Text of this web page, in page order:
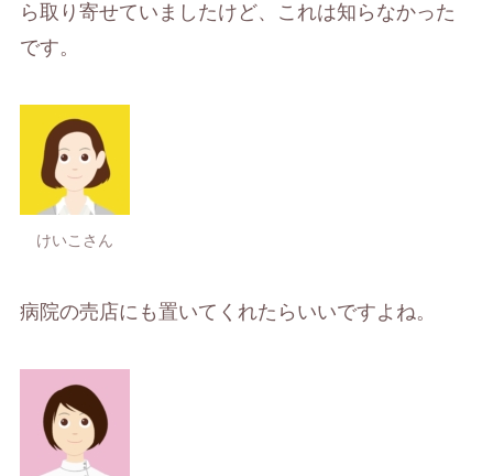
ら取り寄せていましたけど、これは知らなかった
です。
けいこさん
病院の売店にも置いてくれたらいいですよね。